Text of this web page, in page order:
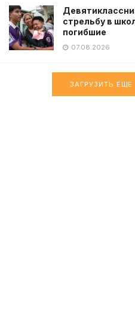
стрельбу в
погибшие
07.08.2026
ЗАГРУЗИТЬ ЕЩЕ